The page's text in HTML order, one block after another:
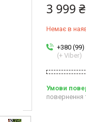
3 999 ₴
Немає в
+380
(+ Viber)
повернення